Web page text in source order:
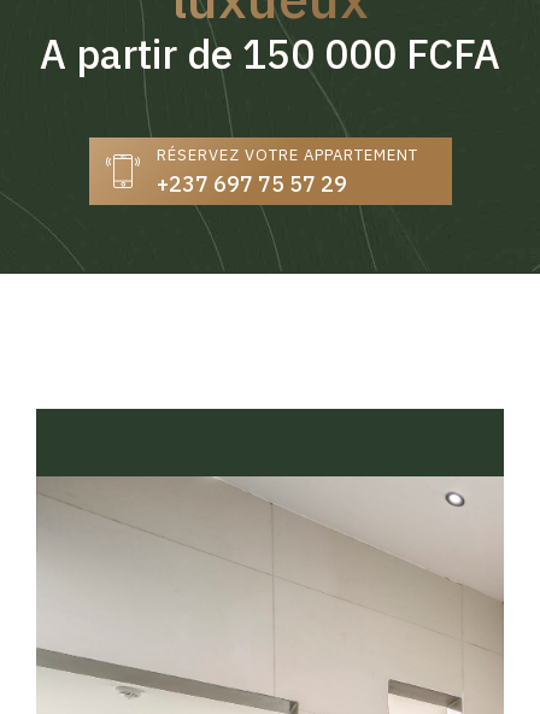
A partir de 150 000 FCFA
RÉSERVEZ VOTRE APPARTEMENT
+237 697 75 57 29